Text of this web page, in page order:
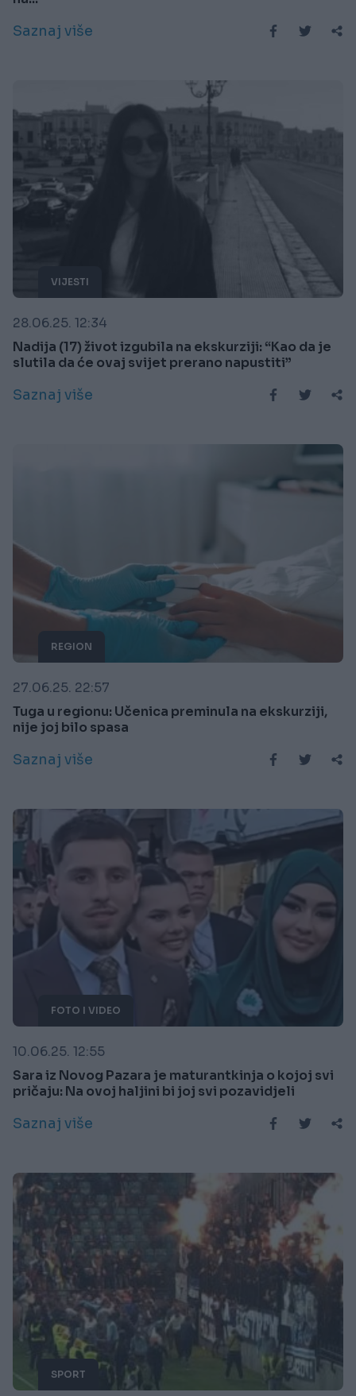
Saznaj više
VIJESTI
28.06.25. 12:34
Nadija (17) život izgubila na ekskurziji: “Kao da je
slutila da će ovaj svijet prerano napustiti”
Saznaj više
REGION
27.06.25. 22:57
Tuga u regionu: Učenica preminula na ekskurziji,
nije joj bilo spasa
Saznaj više
FOTO I VIDEO
10.06.25. 12:55
Sara iz Novog Pazara je maturantkinja o kojoj svi
pričaju: Na ovoj haljini bi joj svi pozavidjeli
Saznaj više
SPORT